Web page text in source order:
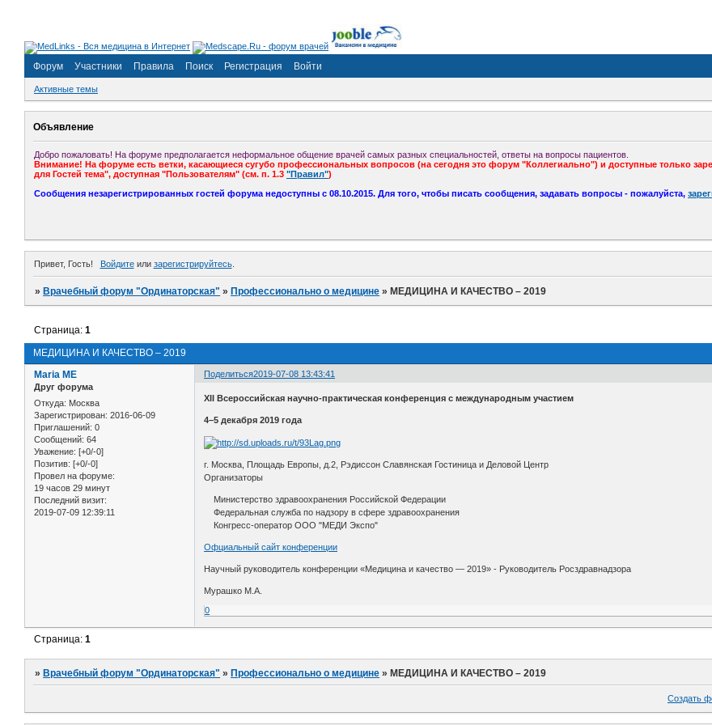
Форум Участники Правила Поиск Регистрация Войти
Активные темы
Объявление
Добро пожаловать! На форуме предполагается неформальное общение врачей самых разных специальностей, ответы на вопросы пациентов.
Внимание! На форуме есть ветки, касающиеся сугубо профессиональных вопросов (на сегодня это форум "Коллегиально") и доступные только
для Гостей тема", доступная "Пользователям" (см. п. 1.3 "Правил")
Сообщения незарегистрированных гостей форума недоступны с 08.10.2015. Для того, чтобы писать сообщения, задавать вопросы - пожалуйста,
Привет, Гость! Войдитеили зарегистрируйтесь.
» Врачебный форум "Ординаторская" » Профессионально о медицине » МЕДИЦИНА И КАЧЕСТВО – 2019
МЕДИЦИНА И КАЧЕСТВО – 2019
Страница:1
Поделиться2019-07-08 13:43:41
Maria ME
Друг форума
Откуда: Москва
Зарегистрирован: 2016-06-09
Приглашений: 0
Сообщений: 64
Уважение: [+0/-0]
Позитив: [+0/-0]
Провел на форуме:
19 часов 29 минут
Последний визит:
2019-07-09 12:39:11
XII Всероссийская научно-практическая конференция с международным участием
4–5 декабря 2019 года
г. Москва, Площадь Европы, д.2, Рэдиссон Славянская Гостиница и Деловой Центр
Организаторы
Министерство здравоохранения Российской Федерации
Федеральная служба по надзору в сфере здравоохранения
Конгресс-оператор ООО "МЕДИ Экспо"
Офциальный сайт конференции
Научный руководитель конференции «Медицина и качество — 2019» - Руководитель Росздравнадзора
Мурашко М.А.
0
Страница:1
»Врачебный форум "Ординаторская" »Профессионально о медицине »МЕДИЦИНА И КАЧЕСТВО – 2019
Создать